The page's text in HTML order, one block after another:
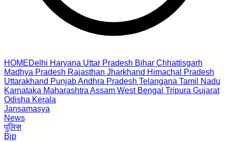
HOMEDelhi Haryana Uttar Pradesh Bihar Chhattisgarh
Madhya Pradesh Rajasthan Jharkhand Himachal Pradesh
Uttarakhand PunjabAndhra Pradesh Telangana Tamil Nadu
Karnataka Maharashtra Assam West Bengal Tripura Gujarat
Odisha Kerala
Jansamasya
News
पुलिस
Bjp